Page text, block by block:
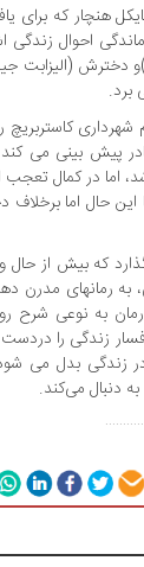
هنچار که برای
احوال زندگی
دخترش (الیزابت
برد.
شهرداری کاستربریچ
پیش بینی می
اما در کمال تعجب
این حال اما
که بیش از حال
به رمانهای مدرن
به نوعی شرح
زندگی را دردست
زندگی بدل می
دنبال می‌کند.